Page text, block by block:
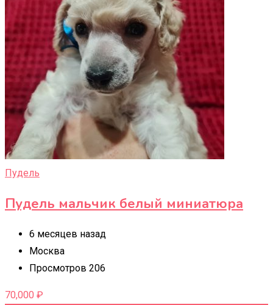
Пудель
Пудель мальчик белый миниатюра
6 месяцев назад
Москва
Просмотров 206
70,000 ₽